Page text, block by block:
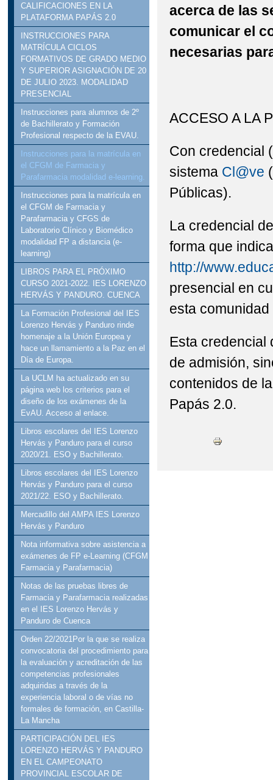
CALIFICACIONES EN LA
PLATAFORMA PAPÁS 2.0
INSTRUCCIONES PARA
MATRÍCULA CICLOS
FORMATIVOS DE GRADO MEDIO
Y SUPERIOR ASIGNACIÓN DE 20
DE JULIO 2023. MODALIDAD
PRESENCIAL
Instrucciones para alumnos de 2º
de Bachillerato y Formación
Profesional respecto de la EVAU.
Instrucciones para la matrícula en
el CFGM de Farmacia y
Parafarmacia modalidad e-learning.
Instrucciones para la matrícula en
el CFGM de Farmacia y
Parafarmacia y CFGS de
Laboratorio Clínico y Biomédico
modalidad FP a distancia (e-
learning)
LIBROS PARA EL PRÓXIMO
CURSO 2021-2022. IES LORENZO
HERVÁS Y PANDURO. CUENCA
La Formación Profesional del IES
Lorenzo Hervás y Panduro rinde
homenaje a la Unión Europea y
hace un llamamiento a la Paz en el
Día de Europa.
La UCLM ha actualizado en su
página web los criterios para el
diseño de los exámenes de la
EvAU. Acceso al enlace.
Libros escolares del IES Lorenzo
Hervás y Panduro para el curso
2020/21. ESO y Bachillerato.
Libros escolares del IES Lorenzo
Hervás y Panduro para el curso
2021/22. ESO y Bachillerato.
Mercadillo del AMPA IES Lorenzo
Hervás y Panduro
Nota informativa sobre asistencia a
exámenes de FP e-Learning (CFGM
Farmacia y Parafarmacia)
Notas de las pruebas libres de
Farmacia y Parafarmacia realizadas
en el IES Lorenzo Hervás y
Panduro de Cuenca
Orden 22/2021Por la que se realiza
convocatoria del procedimiento para
la evaluación y acreditación de las
competencias profesionales
adquiridas a través de la
experiencia laboral o de vías no
formales de formación, en Castilla-
La Mancha
PARTICIPACIÓN DEL IES
LORENZO HERVÁS Y PANDURO
EN EL CAMPEONATO
PROVINCIAL ESCOLAR DE
acerca de las
comunicar el
necesarias
ACCESO A LA
Con credencial
sistema Cl@ve
Públicas).
La credencial
forma que
http://
presencial en
esta
Esta credencial
de admisión,
contenidos de
Papás 2.0.